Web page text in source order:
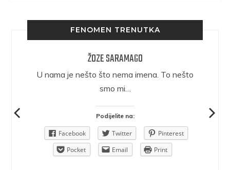
FENOMEN TRENUTKA
ŽOZE SARAMAGO
U nama je nešto što nema imena. To nešto
smo mi…
Podijelite na:
Facebook Twitter
Pinterest
Pocket
Email Print